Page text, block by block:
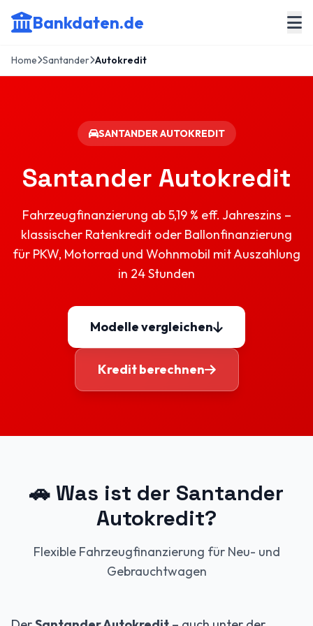
Bankdaten.de
Home Santander Autokredit
SANTANDER AUTOKREDIT
Santander Autokredit
Fahrzeugfinanzierung ab 5,19 % eff. Jahreszins –
klassischer Ratenkredit oder Ballonfinanzierung
für PKW, Motorrad und Wohnmobil mit Auszahlung
in 24 Stunden
Modelle vergleichen
Kredit berechnen
🚗 Was ist der Santander
Autokredit?
Flexible Fahrzeugfinanzierung für Neu- und
Gebrauchtwagen